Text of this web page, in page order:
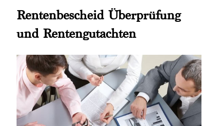
Rentenbescheid Überprüfung
und Rentengutachten